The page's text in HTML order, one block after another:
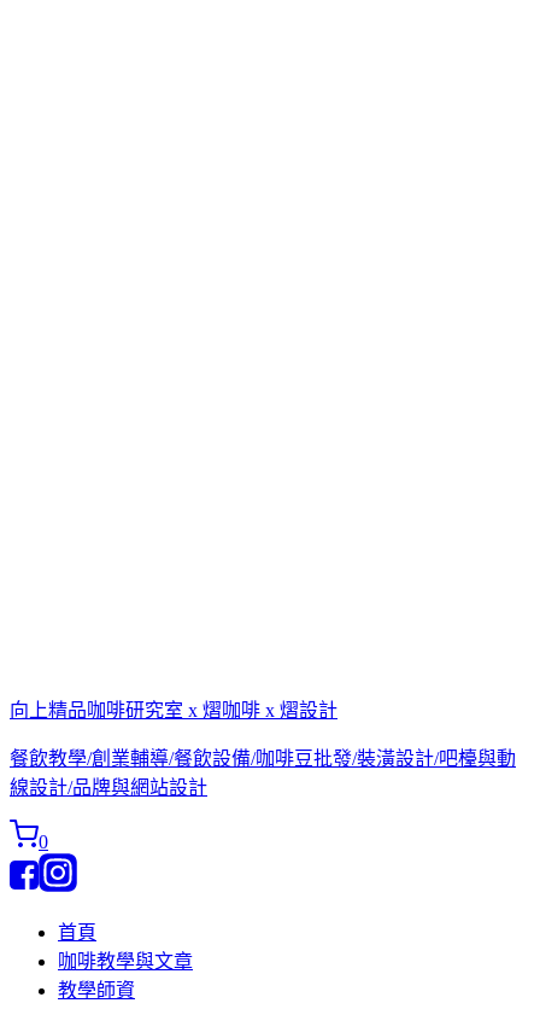
向上精品咖啡研究室 x 熠咖啡 x 熠設計
餐飲教學/創業輔導/餐飲設備/咖啡豆批發/裝潢設計/吧檯與動
線設計/品牌與網站設計
0
首頁
咖啡教學與文章
教學師資